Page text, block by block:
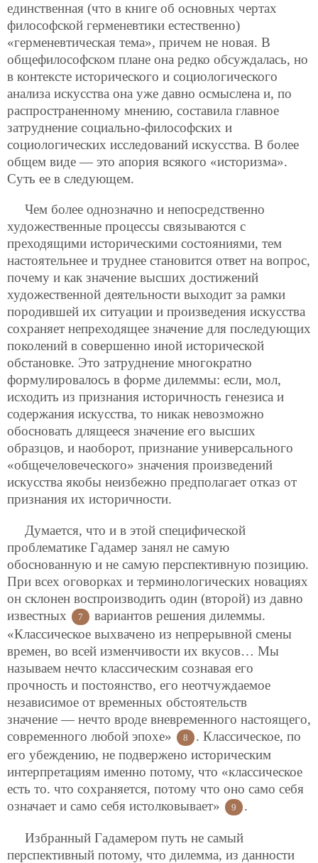
единственная (что в книге об основных чертах
философской герменевтики естественно)
«герменевтическая тема», причем не новая. В
общефилософском плане она редко обсуждалась, но
в контексте исторического и социологического
анализа искусства она уже давно осмыслена и, по
распространенному мнению, составила главное
затруднение социально-философских и
социологических исследований искусства. В более
общем виде — это апория всякого «историзма».
Суть ее в следующем.
Чем более однозначно и непосредственно
художественные процессы связываются с
преходящими историческими состояниями, тем
настоятельнее и труднее становится ответ на вопрос,
почему и как значение высших достижений
художественной деятельности выходит за рамки
породившей их ситуации и произведения искусства
сохраняет непреходящее значение для последующих
поколений в совершенно иной исторической
обстановке. Это затруднение многократно
формулировалось в форме дилеммы: если, мол,
исходить из признания историчность генезиса и
содержания искусства, то никак невозможно
обосновать длящееся значение его высших
образцов, и наоборот, признание универсального
«общечеловеческого» значения произведений
искусства якобы неизбежно предполагает отказ от
признания их историчности.
Думается, что и в этой специфической
проблематике Гадамер занял не самую
обоснованную и не самую перспективную позицию.
При всех оговорках и терминологических новациях
он склонен воспроизводить один (второй) из давно
известных
7
вариантов решения дилеммы.
«Классическое выхвачено из непрерывной смены
времен, во всей изменчивости их вкусов… Мы
называем нечто классическим сознавая его
прочность и постоянство, его неотчуждаемое
независимое от временных обстоятельств
значение — нечто вроде вневременного настоящего,
современного любой эпохе»
8
. Классическое, по
его убеждению, не подвержено историческим
интерпретациям именно потому, что «классическое
есть то. что сохраняется, потому что оно само себя
означает и само себя истолковывает»
9 .
Избранный Гадамером путь не самый
перспективный потому, что дилемма, из данности